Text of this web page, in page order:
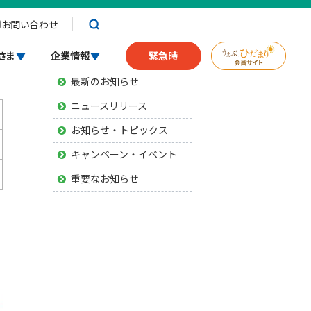
お問い合わせ
ま 企業情報 緊急時
お知らせ
最新のお知らせ
ニュースリリース
お知らせ・トピックス
キャンペーン・イベント
重要なお知らせ